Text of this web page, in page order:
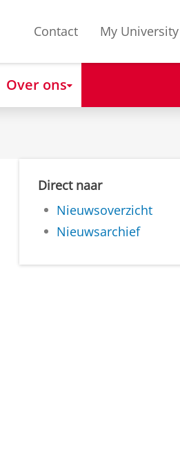
Contact My University
Over ons
Direct naar
Nieuwsoverzicht
Nieuwsarchief